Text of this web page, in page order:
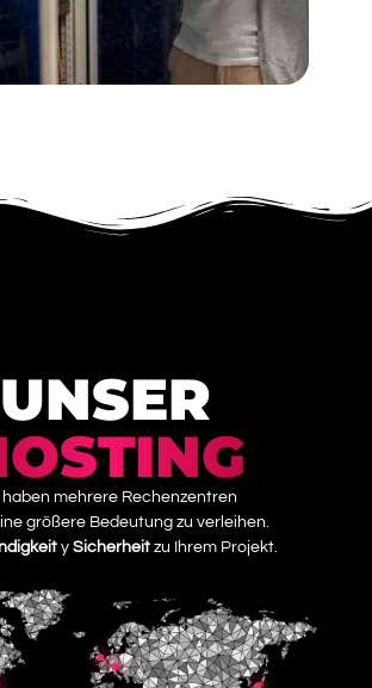
UNSER
haben mehrere Rechenzentren
größere Bedeutung zu verleihen.
y Sicherheitzu Ihrem Projekt.